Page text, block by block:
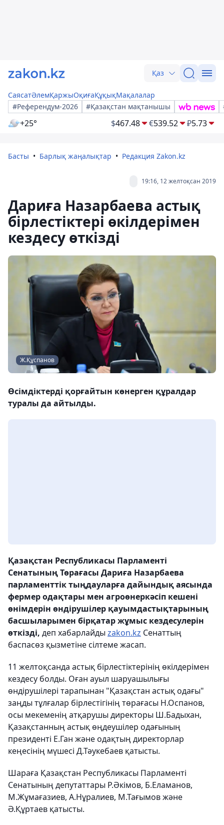
Қаз
СаясатӘлемҚаржыОқиғаҚұқықМақалалар
#Референдум-2026
#Қазақстан мақтанышы
+25° $467.48 €539.52 ₽5.73
Басты Барлық жаңалықтар Редакция Zakon.kz
19:16, 12 желтоқсан 2019
Дариға Назарбаева астық
бірлестіктері өкілдерімен
кездесу өткізді
Ж.Құспанов
Өсімдіктерді қорғайтын көнерген құралдар
туралы да айтылды.
Қазақстан Республикасы Парламенті
Сенатының Төрағасы Дариға Назарбаева
парламенттік тыңдауларға дайындық аясында
фермер одақтары мен агроөнеркәсіп кешені
өнімдерін өндірушілер қауымдастықтарының
басшыларымен бірқатар жұмыс кездесулерін
өткізді, деп хабарлайды zakon.kz Сенаттың
баспасөз қызметіне сілтеме жасап.
11 желтоқсанда астық бірлестіктерінің өкілдерімен
кездесу болды. Оған ауыл шаруашылығы
өндірушілері тарапынан "Қазақстан астық одағы"
заңды тұлғалар бірлестігінің төрағасы Н.Оспанов,
осы мекеменің атқарушы директоры Ш.Бадыхан,
Қазақстанның астық өңдеушілер одағының
президенті Е.Ган және одақтың директорлар
кеңесінің мүшесі Д.Тәукебаев қатысты.
Шараға Қазақстан Республикасы Парламенті
Сенатының депутаттары Р.Әкімов, Б.Еламанов,
М.Жұмағазиев, А.Нұралиев, М.Тағымов және
Ә.Құртаев қатысты.